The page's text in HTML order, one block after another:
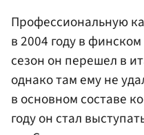
Профессиональную
в 2004 году в
сезон он перешел в
однако там ему не
в основном составе
году он стал